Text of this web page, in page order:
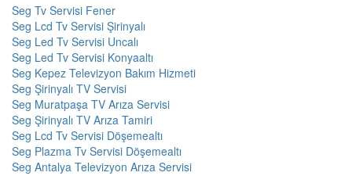
Seg Tv Servisi Fener
Seg Lcd Tv Servisi Şirinyalı
Seg Led Tv Servisi Uncalı
Seg Led Tv Servisi Konyaaltı
Seg Kepez Televizyon Bakım Hizmeti
Seg Şirinyalı TV Servisi
Seg Muratpaşa TV Arıza Servisi
Seg Şirinyalı TV Arıza Tamiri
Seg Lcd Tv Servisi Döşemealtı
Seg Plazma Tv Servisi Döşemealtı
Seg Antalya Televizyon Arıza Servisi